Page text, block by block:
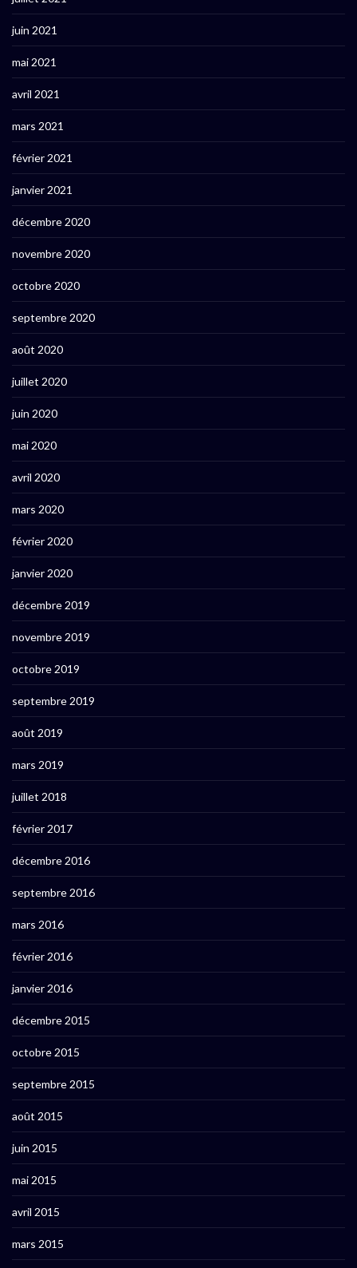
juin 2021
mai 2021
avril 2021
mars 2021
février 2021
janvier 2021
décembre 2020
novembre 2020
octobre 2020
septembre 2020
août 2020
juillet 2020
juin 2020
mai 2020
avril 2020
mars 2020
février 2020
janvier 2020
décembre 2019
novembre 2019
octobre 2019
septembre 2019
août 2019
mars 2019
juillet 2018
février 2017
décembre 2016
septembre 2016
mars 2016
février 2016
janvier 2016
décembre 2015
octobre 2015
septembre 2015
août 2015
juin 2015
mai 2015
avril 2015
mars 2015